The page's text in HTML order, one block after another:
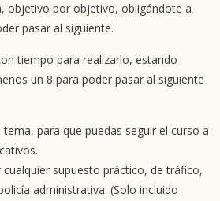
objetivo por objetivo, obligándote a
pasar al siguiente.
tiempo para realizarlo, estando
un 8 para poder pasar al siguiente
tema, para que puedas seguir el curso a
cualquier supuesto práctico, de tráfico,
administrativa. (Solo incluido